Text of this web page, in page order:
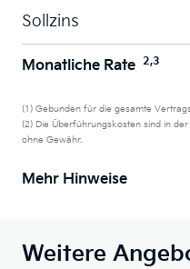
Sollzins
Monatliche Rate 2,3
(1) Gebunden für die gesamte
(2) Die Überführungskosten sind in
ohne Gewähr.
Mehr Hinweise
Weitere